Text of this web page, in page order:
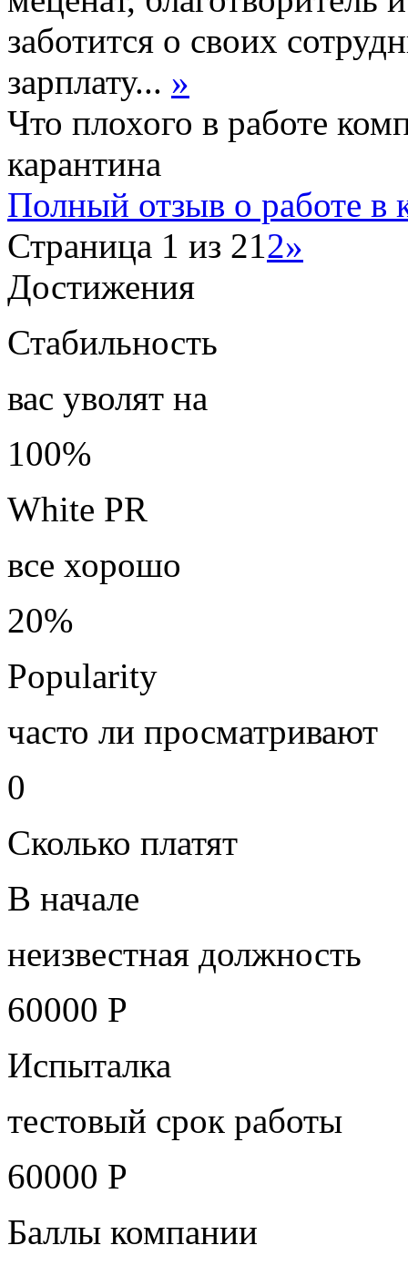
заботится о своих
зарплату... »
Что плохого в работе
карантина
Полный отзыв о работе в
Страница 1 из 212»
Достижения
Стабильность
вас уволят на
100%
White PR
все хорошо
20%
Popularity
часто ли просматривают
0
Сколько платят
В начале
неизвестная должность
60000 Р
Испыталка
тестовый срок работы
60000 Р
Баллы компании